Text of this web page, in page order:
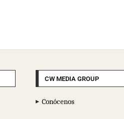
CW MEDIA GROUP
Conócenos